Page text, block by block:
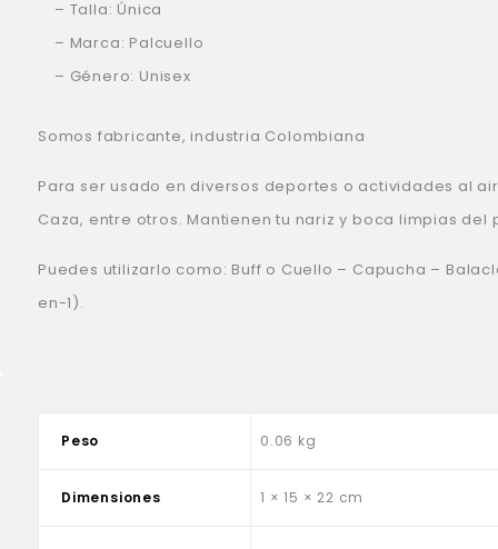
– Talla: Única
– Marca: Palcuello
– Género: Unisex
Somos fabricante, industria Colombiana
Para ser usado en diversos deportes o actividades al
Caza, entre otros. Mantienen tu nariz y boca limpias del
Puedes utilizarlo como: Buff o Cuello – Capucha –
en-1).
Peso 0.06 kg
Dimensiones 1 × 15 × 22 cm